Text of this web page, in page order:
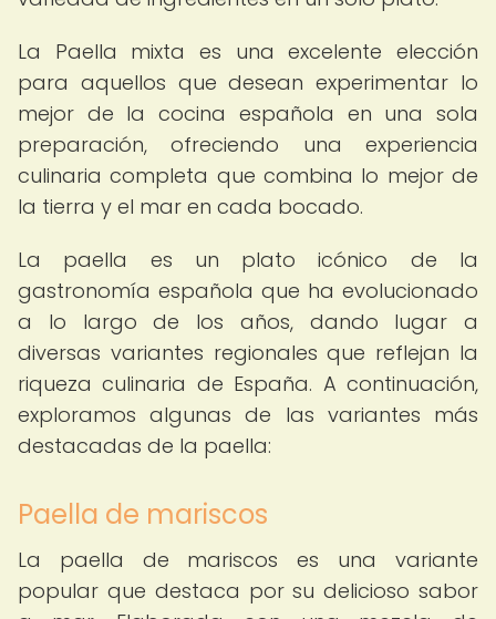
La Paella mixta es una excelente elección
para aquellos que desean experimentar lo
mejor de la cocina española en una sola
preparación, ofreciendo una experiencia
culinaria completa que combina lo mejor de
la tierra y el mar en cada bocado.
La paella es un plato icónico de la
gastronomía española que ha evolucionado
a lo largo de los años, dando lugar a
diversas variantes regionales que reflejan la
riqueza culinaria de España. A continuación,
exploramos algunas de las variantes más
destacadas de la paella:
Paella de mariscos
La paella de mariscos es una variante
popular que destaca por su delicioso sabor